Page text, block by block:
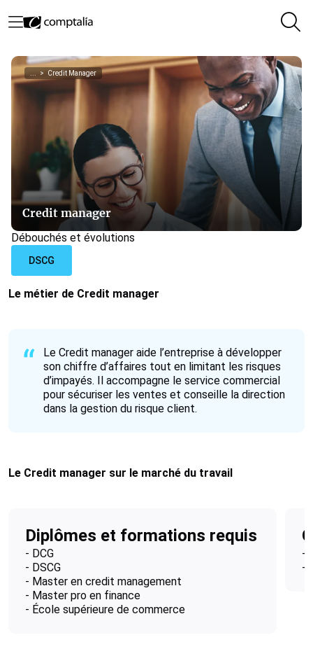
> Credit Manager
Credit manager
Débouchés et évolutions
DSCG
Le métier de Credit manager
Le Credit manager aide l’entreprise à développer
son chiffre d’affaires tout en limitant les risques
d’impayés. Il accompagne le service commercial
pour sécuriser les ventes et conseille la direction
dans la gestion du risque client.
Le Credit manager sur le marché du travail
Diplômes et formations requis
- DCG
- DSCG
- Master en credit management
- Master pro en finance
- École supérieure de commerce
-
-